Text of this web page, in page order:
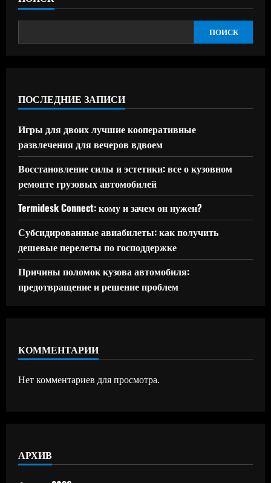
ПОИСК
ПОСЛЕДНИЕ ЗАПИСИ
Игры для двоих лучшие кооперативные
развлечения для вечеров вдвоем
Восстановление силы и эстетики: все о кузовном
ремонте грузовых автомобилей
Termidesk Connect: кому и зачем он нужен?
Субсидированные авиабилеты: как получить
дешевые перелеты по господдержке
Причины поломок кузова автомобиля:
предотвращение и решение проблем
КОММЕНТАРИИ
Нет комментариев для просмотра.
АРХИВ